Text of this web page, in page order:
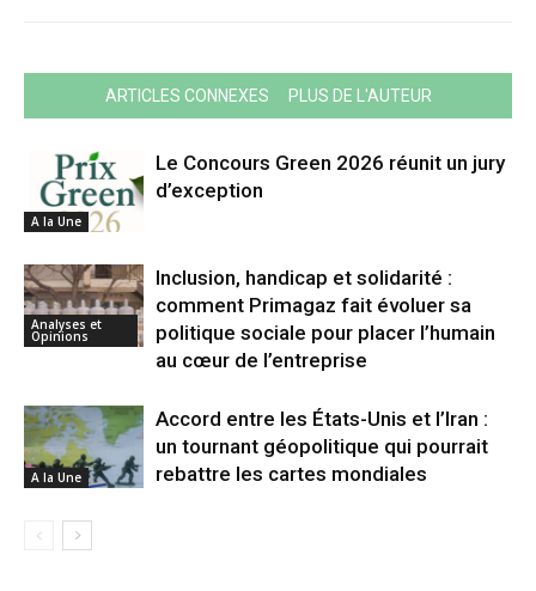
ARTICLES CONNEXES PLUS DE L'AUTEUR
A la Une
Le Concours Green 2026 réunit un jury
d’exception
Analyses et
Opinions
Inclusion, handicap et solidarité :
comment Primagaz fait évoluer sa
politique sociale pour placer l’humain
au cœur de l’entreprise
A la Une
Accord entre les États-Unis et l’Iran :
un tournant géopolitique qui pourrait
rebattre les cartes mondiales